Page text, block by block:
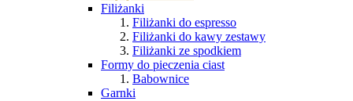
Filiżanki
Filiżanki do espresso
Filiżanki do kawy zestawy
Filiżanki ze spodkiem
Formy do pieczenia ciast
Babownice
Garnki